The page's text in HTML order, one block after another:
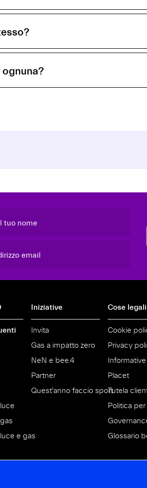
tuo nome
email
e gas
Iniziative
Invita
Gas a impatto zero
NeN e bee.4
Partner
Quest'anno faccio sport
Cose legali
Cookie
Privacy
Placet
Tutela
Politica
Glossario